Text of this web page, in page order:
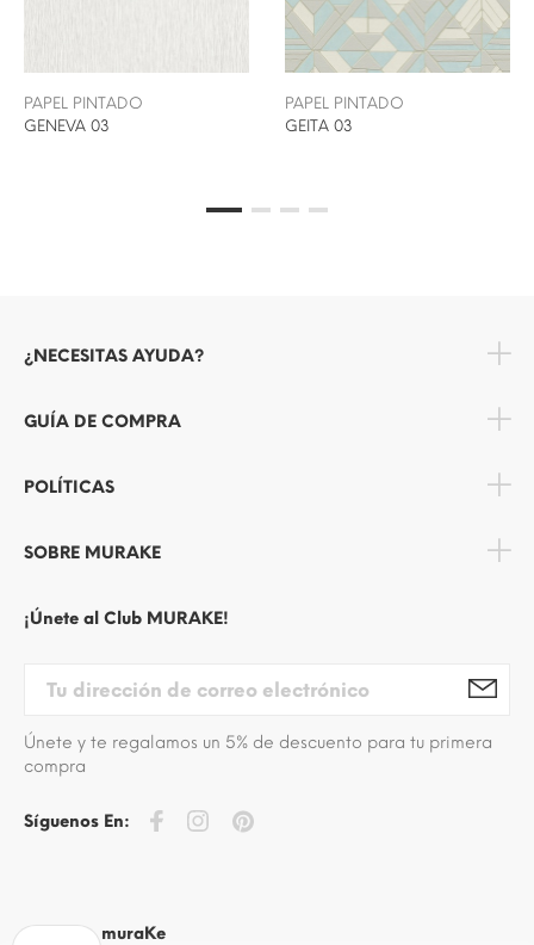
PAPEL PINTADO
GENEVA 03
PAPEL PINTADO
GEITA 03
¿NECESITAS AYUDA?
GUÍA DE COMPRA
POLÍTICAS
SOBRE MURAKE
¡Únete al Club MURAKE!
Únete y te regalamos un 5% de descuento para tu primera
compra
Síguenos En:
© 2020 - muraKe